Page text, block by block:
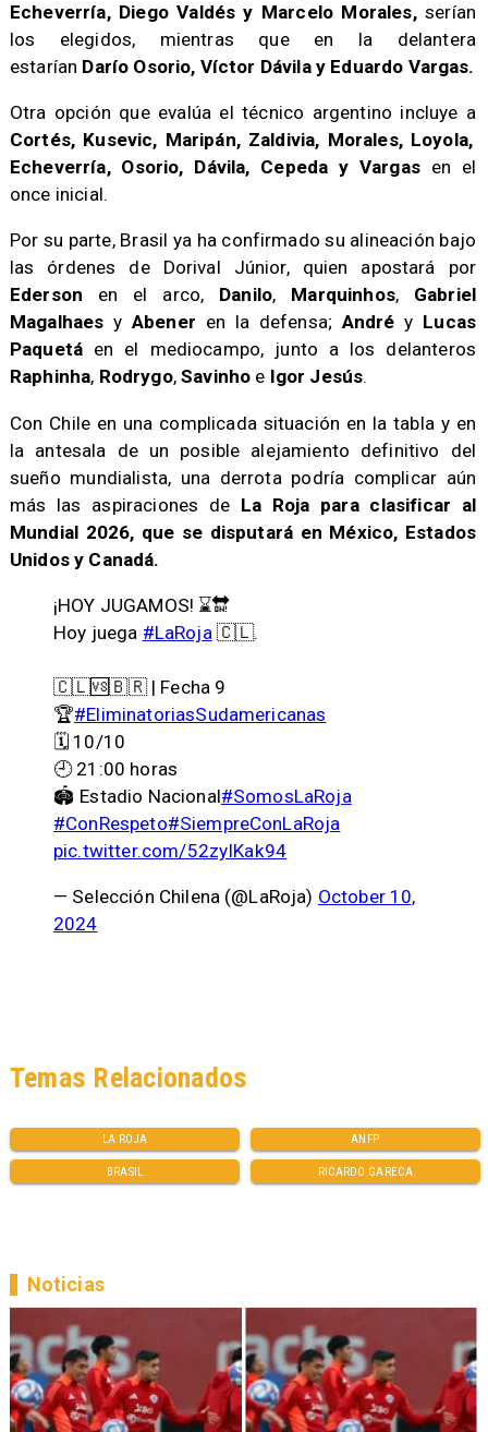
Echeverría, Diego Valdés y Marcelo Morales,serían
los elegidos, mientras que en la delantera
estarían Darío Osorio, Víctor Dávila y Eduardo Vargas.
Otra opción que evalúa el técnico argentino incluye a
Cortés, Kusevic, Maripán, Zaldivia, Morales, Loyola,
Echeverría, Osorio, Dávila, Cepeda y Vargas en el
once inicial.
Por su parte, Brasil ya ha confirmado su alineación bajo
las órdenes de Dorival Júnior, quien apostará por
Ederson en el arco, Danilo, Marquinhos, Gabriel
Magalhaes yAbener en la defensa; André y Lucas
Paquetá en el mediocampo, junto a los delanteros
Raphinha, Rodrygo,Savinho e Igor Jesús.
Con Chile en una complicada situación en la tabla y en
la antesala de un posible alejamiento definitivo del
sueño mundialista, una derrota podría complicar aún
más las aspiraciones de La Roja para clasificar al
Mundial 2026, que se disputará en México, Estados
Unidos y Canadá.
¡HOY JUGAMOS! ⌛️🔛
Hoy juega #LaRoja 🇨🇱.
🇨🇱🆚🇧🇷 | Fecha 9
🏆#EliminatoriasSudamericanas
🗓️ 10/10
🕘 21:00 horas
🏟️ Estadio Nacional#SomosLaRoja
#ConRespeto#SiempreConLaRoja
pic.twitter.com/52zyIKak94
— Selección Chilena (@LaRoja) October 10,
2024
LA ROJA ANFP
BRASIL RICARDO GARECA
Temas Relacionados
Noticias